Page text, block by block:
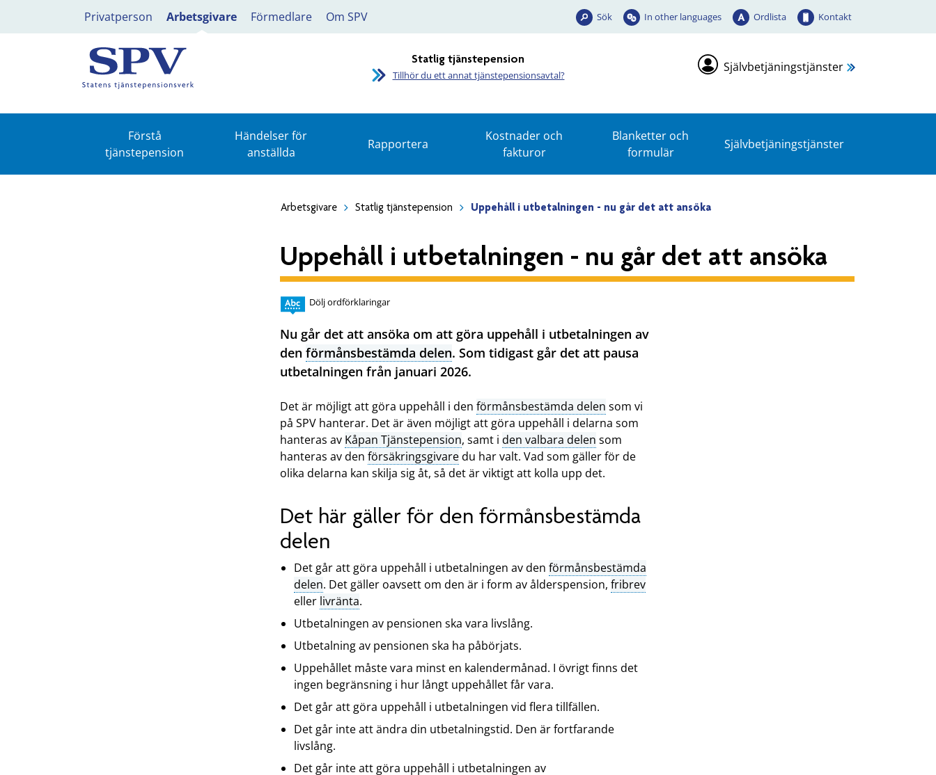
Privatperson Arbetsgivare Förmedlare Om SPV Sök In other languages Ordlista Kontakt
Statlig tjänstepension
Tillhör du ett annat tjänstepensionsavtal?
Självbetjäningstjänster
Förstå
tjänstepension
Händelser för
anställda
Rapportera
Kostnader och
fakturor
Blanketter och
formulär
Självbetjäningstjänster
Arbetsgivare Statlig tjänstepension Uppehåll i utbetalningen - nu går det att ansöka
Uppehåll i utbetalningen - nu går det att ansöka
Dölj ordförklaringar
Nu går det att ansöka om att göra uppehåll i utbetalningen av
den förmånsbestämda delen. Som tidigast går det att pausa
utbetalningen från januari 2026.
Det är möjligt att göra uppehåll i den förmånsbestämda delen som vi
på SPV hanterar. Det är även möjligt att göra uppehåll i delarna som
hanteras av Kåpan Tjänstepension, samt i den valbara delen som
hanteras av den försäkringsgivaredu har valt. Vad som gäller för de
olika delarna kan skilja sig åt, så det är viktigt att kolla upp det.
Det här gäller för den förmånsbestämda
delen
Det går att göra uppehåll i utbetalningen av den förmånsbestämda
delen. Det gäller oavsett om den är i form av ålderspension, fribrev
eller livränta.
Utbetalningen av pensionen ska vara livslång.
Utbetalning av pensionen ska ha påbörjats.
Uppehållet måste vara minst en kalendermånad. I övrigt finns det
ingen begränsning i hur långt uppehållet får vara.
Det går att göra uppehåll i utbetalningen vid flera tillfällen.
Det går inte att ändra din utbetalningstid. Den är fortfarande
livslång.
Det går inte att göra uppehåll i utbetalningen av